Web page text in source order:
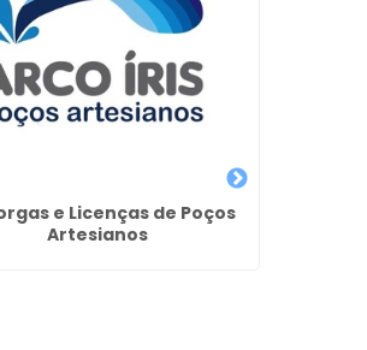
e Licenças de Poços
Artesianos